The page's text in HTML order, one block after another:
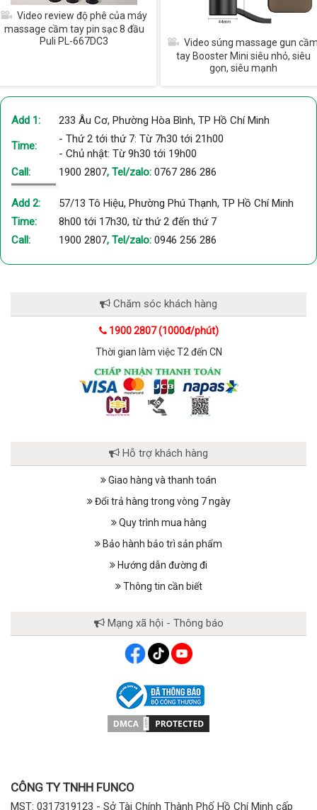
Video review độ phê của máy
massage cầm tay pin sạc 8 đầu
Puli PL-667DC3
Video súng massage gun
tay Booster Mini siêu nhỏ, siêu
gọn, siêu mạnh
Add 1: 233 Âu Cơ, Phường Hòa Bình, TP Hồ Chí Minh
Time:
- Thứ 2 tới thứ 7: Từ 7h30 tới 21h00
- Chủ nhật: Từ 9h30 tới 19h00
Call:
1900 2807, Tel/zalo: 0767 286 286
Add 2:
57/13 Tô Hiệu, Phường Phú Thạnh, TP Hồ Chí Minh
Time:
8h00 tới 17h30, từ thứ 2 đến thứ 7
Call:
1900 2807, Tel/zalo: 0946 256 286
Chăm sóc khách hàng
1900 2807 (1000đ/phút)
Thời gian làm việc T2 đến CN
Hỗ trợ khách hàng
Giao hàng và thanh toán
Đổi trả hàng trong vòng 7 ngày
Quy trình mua hàng
Bảo hành bảo trì sản phẩm
Hướng dẫn đường đi
Thông tin cần biết
Mạng xã hội - Thông báo
CÔNG TY TNHH FUNCO
MST: 0317319123 - Sở Tài Chính Thành Phố Hồ Chí Minh cấp